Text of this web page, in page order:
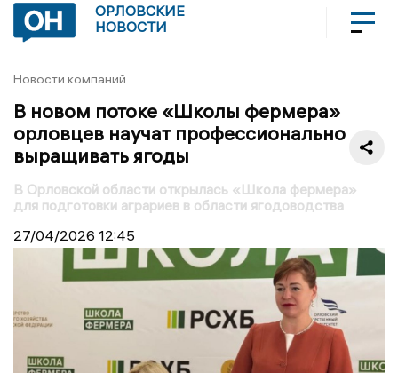
ОРЛОВСКИЕ
НОВОСТИ
Новости компаний
В новом потоке «Школы фермера»
орловцев научат профессионально
выращивать ягоды
В Орловской области открылась «Школа фермера»
для подготовки аграриев в области ягодоводства
27/04/2026 12:45